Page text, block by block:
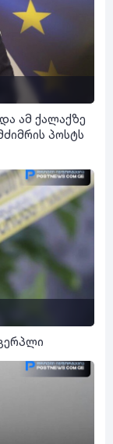
ამ ქალაქზე
პოსტს